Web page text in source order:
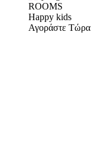
ROOMS
Happy kids
Αγοράστε Τώρα